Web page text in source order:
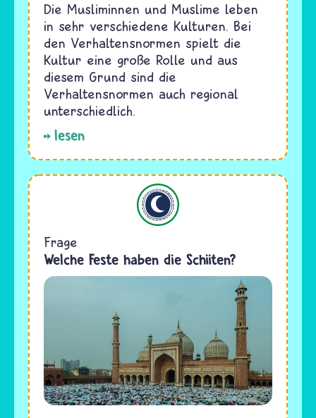
Die Musliminnen und Muslime leben
in sehr verschiedene Kulturen. Bei
den Verhaltensnormen spielt die
Kultur eine große Rolle und aus
diesem Grund sind die
Verhaltensnormen auch regional
unterschiedlich.
lesen
Frage
Welche Feste haben die Schiiten?